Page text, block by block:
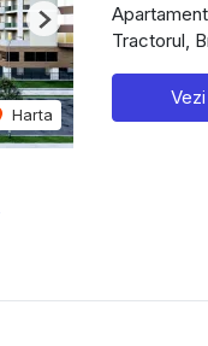
Harta
Next
Tractorul,